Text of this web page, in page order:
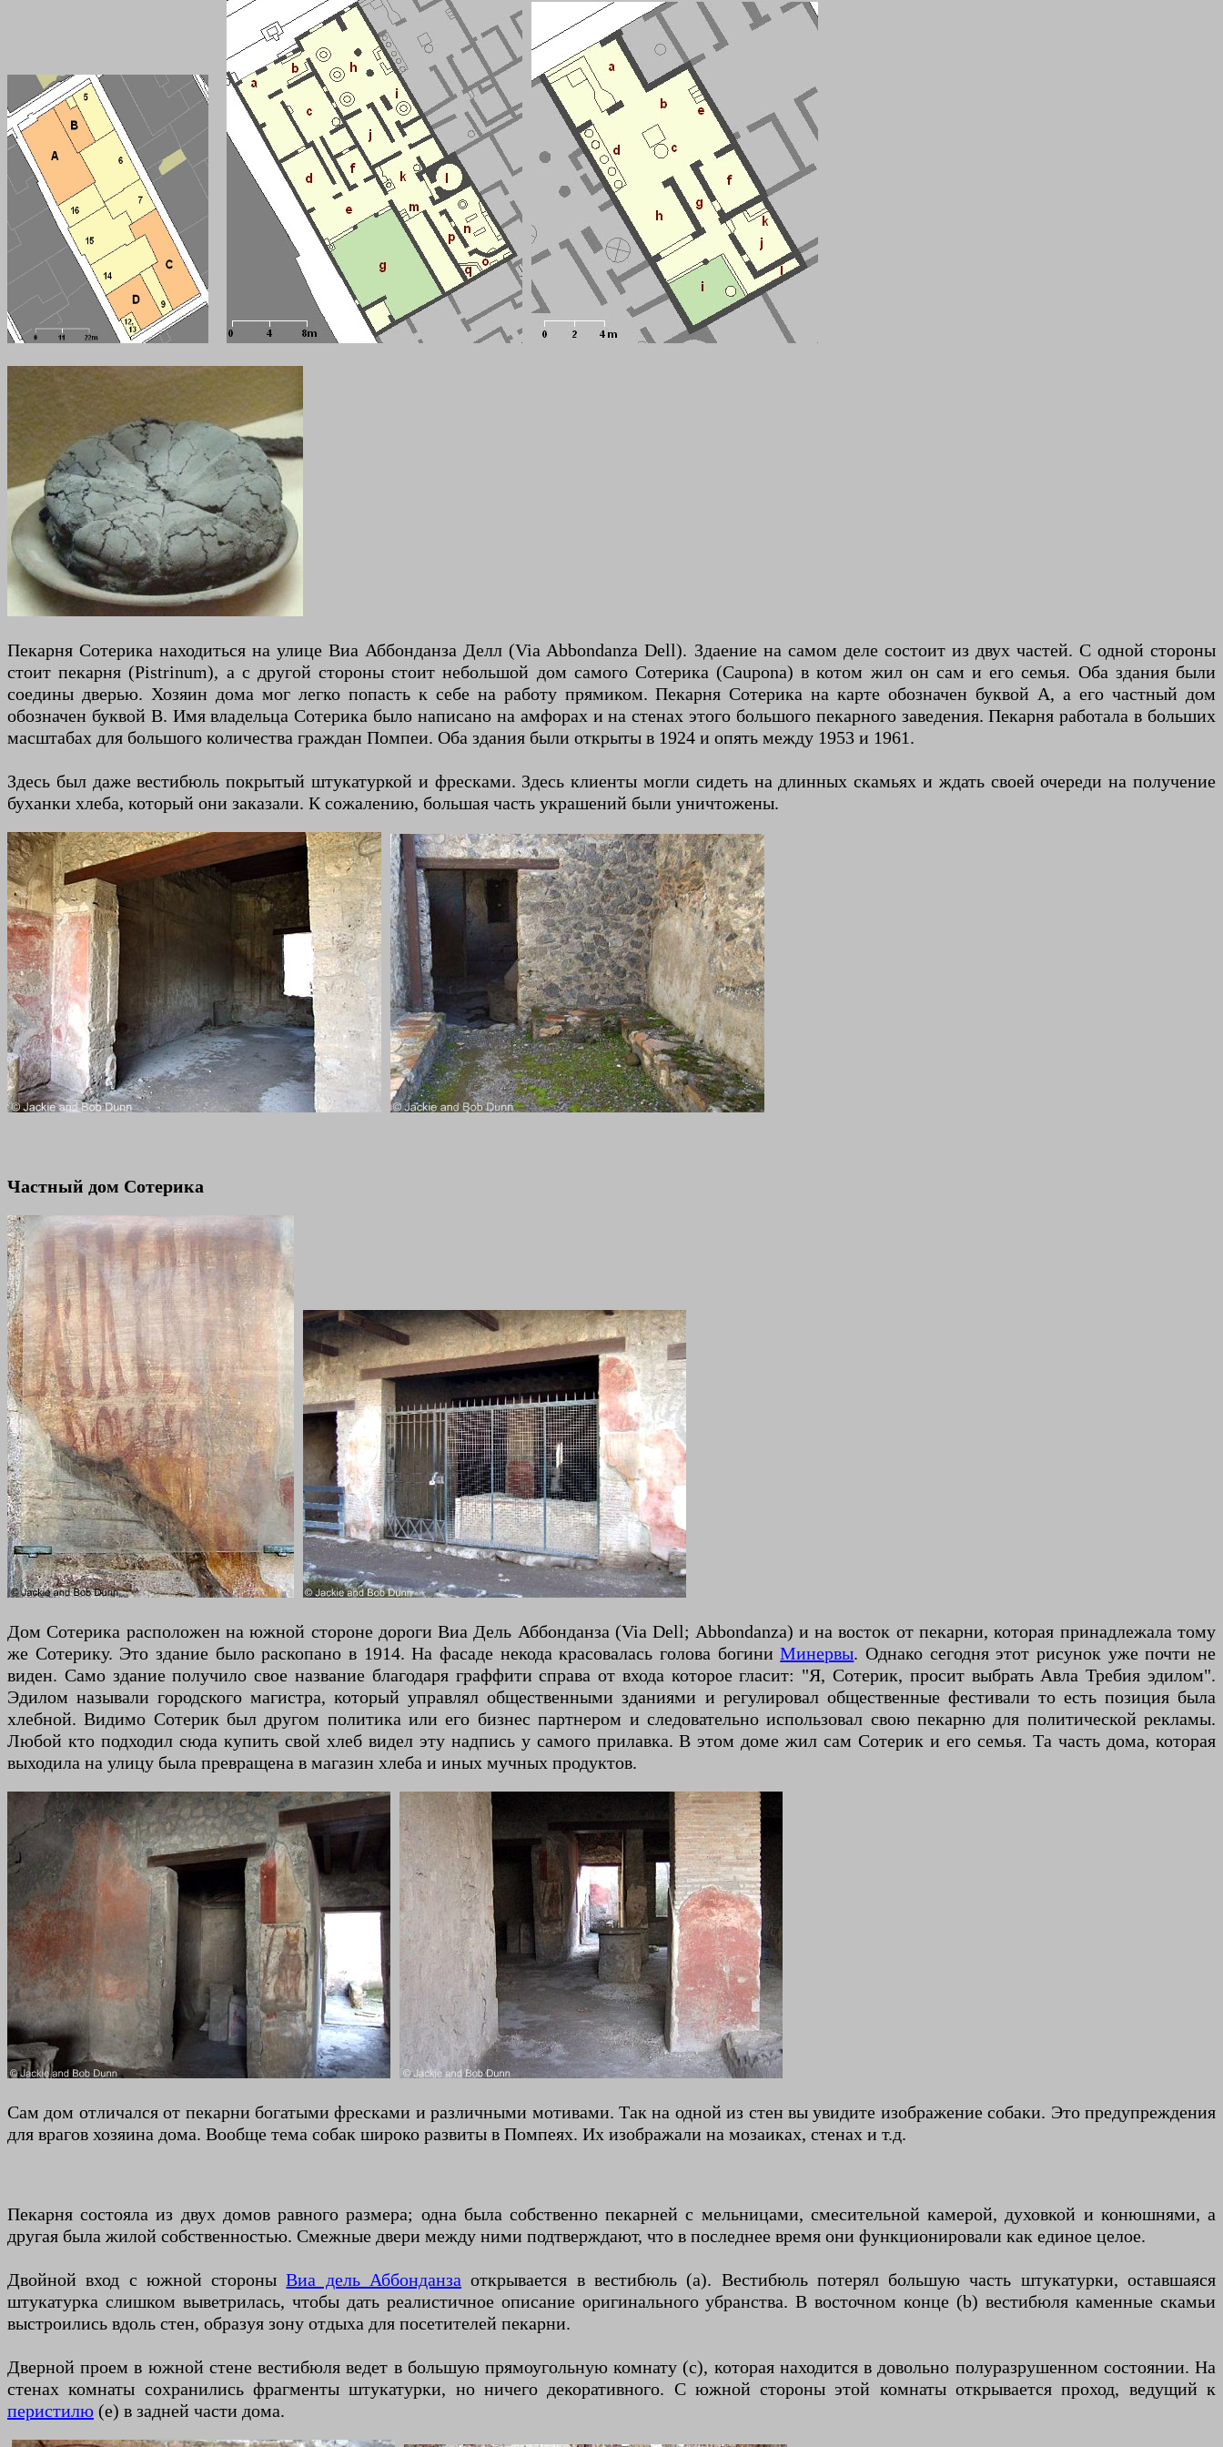
Пекарня Сотерика находиться на улице Виа Аббонданза Делл (Via Abbondanza Dell). Здаение на самом деле состоит из двух частей. С одной стороны
стоит пекарня (Pistrinum), а с другой стороны стоит небольшой дом самого Сотерика (Caupona) в котом жил он сам и его семья. Оба здания были
соедины дверью. Хозяин дома мог легко попасть к себе на работу прямиком. Пекарня Сотерика на карте обозначен буквой А, а его частный дом
обозначен буквой В. Имя владельца Сотерика было написано на амфорах и на стенах этого большого пекарного заведения. Пекарня работала в больших
масштабах для большого количества граждан Помпеи. Оба здания были открыты в 1924 и опять между 1953 и 1961.
Здесь был даже вестибюль покрытый штукатуркой и фресками. Здесь клиенты могли сидеть на длинных скамьях и ждать своей очереди на получение
буханки хлеба, который они заказали. К сожалению, большая часть украшений были уничтожены.
Частный дом Сотерика
Дом Сотерика расположен на южной стороне дороги Виа Дель Аббонданза (Via Dell; Abbondanza) и на восток от пекарни, которая принадлежала тому
же Сотерику. Это здание было раскопано в 1914. На фасаде некода красовалась голова богиниМинервы. Однако сегодня этот рисунок уже почти не
виден. Само здание получило свое название благодаря граффити справа от входа которое гласит: "Я, Сотерик, просит выбрать Авла Требия эдилом".
Эдилом называли городского магистра, который управлял общественными зданиями и регулировал общественные фестивали то есть позиция была
хлебной. Видимо Сотерик был другом политика или его бизнес партнером и следовательно использовал свою пекарню для политической рекламы.
Любой кто подходил сюда купить свой хлеб видел эту надпись у самого прилавка. В этом доме жил сам Сотерик и его семья. Та часть дома, которая
выходила на улицу была превращена в магазин хлеба и иных мучных продуктов.
Сам дом отличался от пекарни богатыми фресками и различными мотивами. Так на одной из стен вы увидите изображение собаки. Это предупреждения
для врагов хозяина дома. Вообще тема собак широко развиты в Помпеях. Их изображали на мозаиках, стенах и т.д.
Пекарня состояла из двух домов равного размера; одна была собственно пекарней с мельницами, смесительной камерой, духовкой и конюшнями, а
другая была жилой собственностью. Смежные двери между ними подтверждают, что в последнее время они функционировали как единое целое.
Двойной вход с южной стороныВиа дель Аббонданза открывается в вестибюль (а). Вестибюль потерял большую часть штукатурки, оставшаяся
штукатурка слишком выветрилась, чтобы дать реалистичное описание оригинального убранства. В восточном конце (b) вестибюля каменные скамьи
выстроились вдоль стен, образуя зону отдыха для посетителей пекарни.
Дверной проем в южной стене вестибюля ведет в большую прямоугольную комнату (с), которая находится в довольно полуразрушенном состоянии. На
стенах комнаты сохранились фрагменты штукатурки, но ничего декоративного. С южной стороны этой комнаты открывается проход, ведущий к
перистилю (e) в задней части дома.